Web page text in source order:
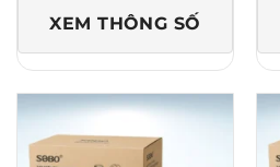
XEM THÔNG SỐ